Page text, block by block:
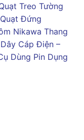
Treo Tường
Quạt Đứng
Nikawa Thang
Dây Cáp Điện –
Dùng Pin Dụng